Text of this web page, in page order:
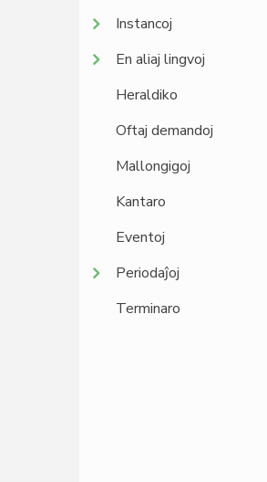
Instancoj
En aliaj lingvoj
Heraldiko
Oftaj demandoj
Mallongigoj
Kantaro
Eventoj
Periodaĵoj
Terminaro